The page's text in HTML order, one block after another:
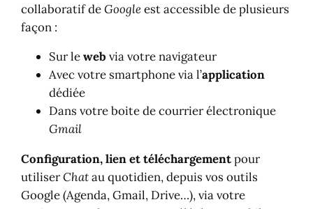
collaboratif deGoogleest accessible de plusieurs
façon :
Sur leweb via votre navigateur
Avec votre smartphone via l’application
dédiée
Dans votre boite de courrier électronique
Gmail
Configuration, lien et téléchargementpour
utiliserChatau quotidien, depuis vos outils
Google (Agenda, Gmail, Drive…), via votre